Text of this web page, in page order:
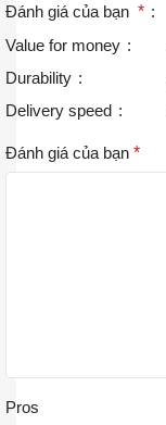
Đánh giá của bạn *
Value for money
Durability
Delivery speed
Đánh giá của bạn *
Pros